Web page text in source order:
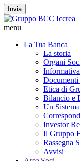
Invia
menu
La Tua Banca
La storia
Organi
Documenti
Etica di
Bilancio e
Un
Investor
Il Gruppo
Rassegna
Avvisi